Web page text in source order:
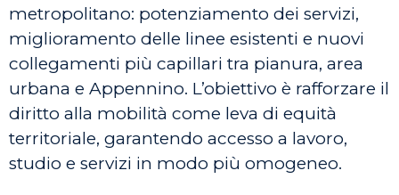
metropolitano: potenziamento dei servizi,
miglioramento delle linee esistenti e nuovi
collegamenti più capillari tra pianura, area
urbana e Appennino. L’obiettivo è rafforzare il
diritto alla mobilità come leva di equità
territoriale, garantendo accesso a lavoro,
studio e servizi in modo più omogeneo.